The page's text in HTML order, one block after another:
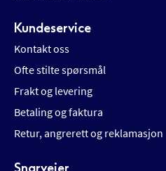
Kundeservice
Kontakt oss
Ofte stilte spørsmål
Frakt og levering
Betaling og faktura
Retur, angrerett og reklamasjon